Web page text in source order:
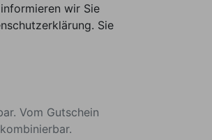
wir Sie
Sie
Vom Gutschein